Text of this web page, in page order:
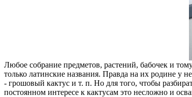
Любое собрание предметов, растений, бабочек и
только латинские названия. Правда на их родине у
- грошовый кактус и т. п. Но для того, чтобы
постоянном интересе к кактусам это несложно и